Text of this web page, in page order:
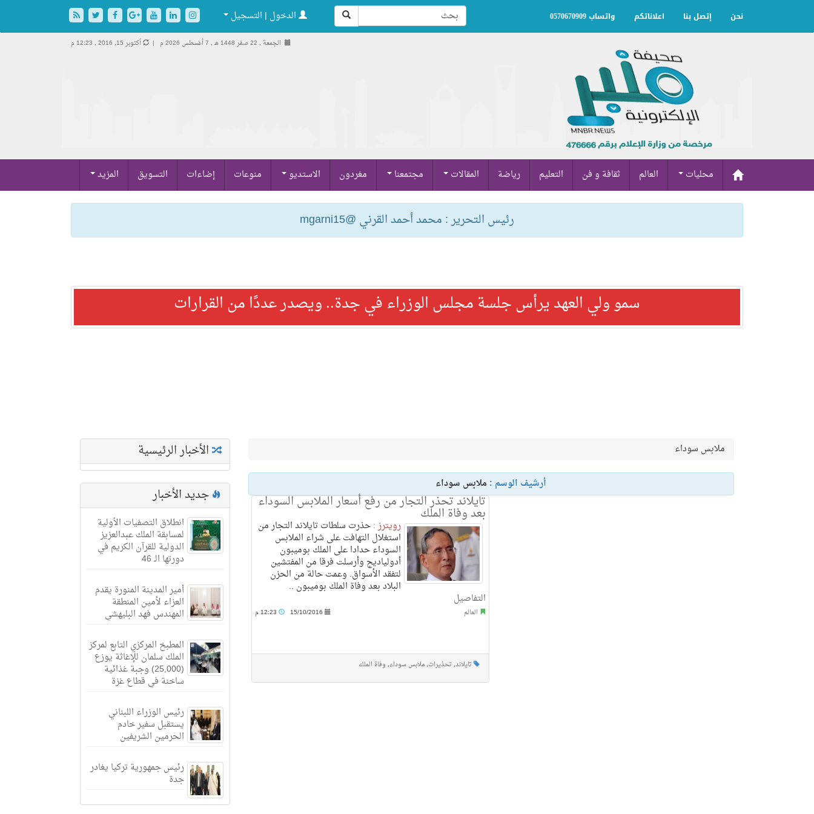
نحن إتصل بنا اعلاناتكم واتساب 0570670909 الدخول | التسجيل
الجمعة , 22 صفر 1448 هـ , 7 أغسطس 2026 م | أكتوبر 15, 2016 , 12:23 م
محليات العالم ثقافة و فن التعليم رياضة المقالات مجتمعنا مغردون الاستديو منوعات إضاءات التسويق المزيد
رئيس التحرير : محمد أحمد القرني @mgarni15
سمو ولي العهد يرأس جلسة مجلس الوزراء في جدة.. ويصدر عددًا من القرارات
الأخبار الرئيسية
جديد الأخبار
انطلاق التصفيات الأولية
لمسابقة الملك عبدالعزيز
الدولية للقرآن الكريم في
دورتها الـ 46
أمير المدينة المنورة يقدم
العزاء لأمين المنطقة
المهندس فهد البليهشي
المطبخ المركزي التابع لمركز
الملك سلمان للإغاثة يوزع
(25,000) وجبة غذائية
ساخنة في قطاع غزة
رئيس الوزراء اللبناني
يستقبل سفير خادم
الحرمين الشريفين
رئيس جمهورية تركيا يغادر
جدة
ملابس سوداء
أرشيف الوسم : ملابس سوداء
تايلاند تحذر التجار من رفع أسعار الملابس السوداء
بعد وفاة الملك
رويترز :حذرت سلطات تايلاند التجار من
استغلال التهافت على شراء الملابس
السوداء حدادا على الملك بوميبون
أدولياديج وأرسلت فرقا من المفتشين
لتفقد الأسواق. وعمت حالة من الحزن
البلاد بعد وفاة الملك بوميبون ..
التفاصيل
العالم 15/10/2016
تايلاند, تحذيرات,ملابس سوداء, وفاة الملك